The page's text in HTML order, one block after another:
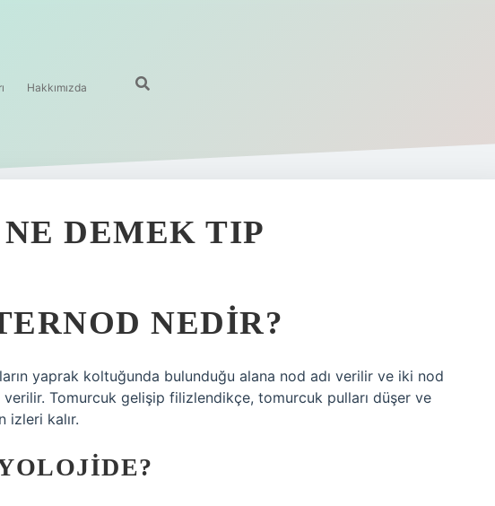
Hakkımızda
DEMEK TIP
NEDIR?
yaprak koltuğunda bulunduğu alana nod adı verilir ve iki nod
verilir. Tomurcuk gelişip filizlendikçe, tomurcuk pulları düşer ve
izleri kalır.